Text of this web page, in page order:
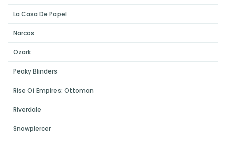
La Casa De Papel
Narcos
Ozark
Peaky Blinders
Rise Of Empires: Ottoman
Riverdale
Snowpiercer